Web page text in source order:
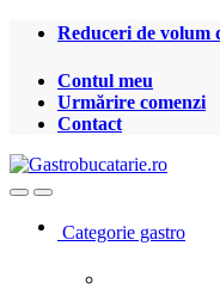
Treci
navigare
Treci
conținut
Reduceri de volum
Contul meu
Urmărire comenzi
Contact
OpenClose
Categorie gastro